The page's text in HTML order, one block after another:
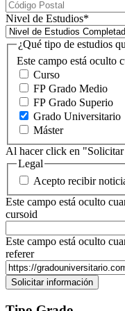
Nivel de Estudios*
Este campo está oculto
¿Qué tipo de estudios
Curso
FP Grado Medio
FP Grado Superio
Grado Universitario
Máster
Al hacer click en
Legal
Acepto recibir
Este campo está oculto
cursoid
Este campo está oculto
referer